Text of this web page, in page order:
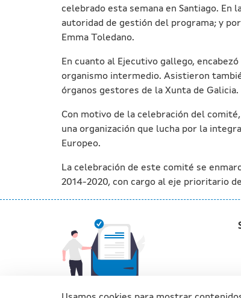
celebrado esta semana en Santiago. En
autoridad de gestión del programa; y
Emma Toledano.
En cuanto al Ejecutivo gallego,
organismo intermedio. Asistieron
órganos gestores de la Xunta de Galicia.
Con motivo de la celebración del
una organización que lucha por la
Europeo.
La celebración de este comité se
2014-2020, con cargo al eje prioritario